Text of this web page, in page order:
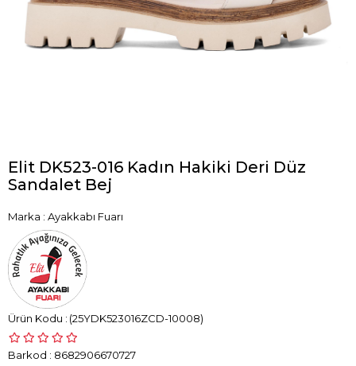
Elit DK523-016 Kadın Hakiki Deri Düz
Sandalet Bej
Marka : Ayakkabı Fuarı
(25YDK523016ZCD-10008)
Barkod : 8682906670727